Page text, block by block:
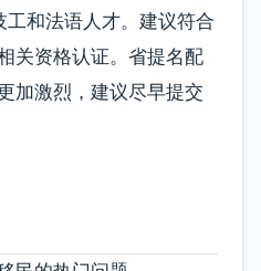
工和法语人才。建议符合
关资格认证。省提名配
加激烈，建议尽早提交